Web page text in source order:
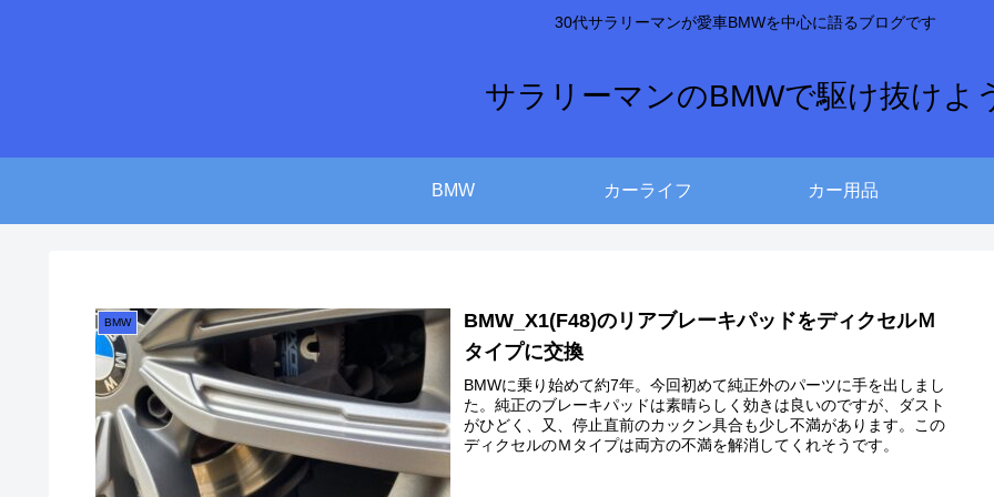
30代サラリーマンが愛車BMWを中心に語るブログです
サラリーマンのBMWで駆け抜けよ
BMW カーライフ カー用品
BMW
BMW_X1(F48)のリアブレーキパッドをディクセルＭ
タイプに交換
BMWに乗り始めて約7年。今回初めて純正外のパーツに手を出しまし
た。純正のブレーキパッドは素晴らしく効きは良いのですが、ダスト
がひどく、又、停止直前のカックン具合も少し不満があります。この
ディクセルのＭタイプは両方の不満を解消してくれそうです。